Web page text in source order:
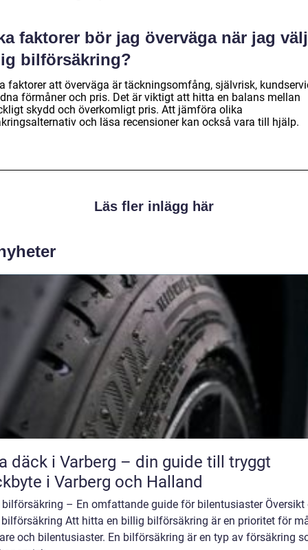
faktorer bör jag överväga när jag
bilförsäkring?
faktorer att överväga är täckningsomfång, självrisk,
förmåner och pris. Det är viktigt att hitta en balans mellan
skydd och överkomligt pris. Att jämföra olika
och läsa recensioner kan också vara till hjälp.
Läs fler inlägg här
däck i Varberg – din guide till tryggt
i Varberg och Halland
– En omfattande guide för bilentusiaster Översikt
Att hitta en billig bilförsäkring är en prioritet för
och bilentusiaster. En bilförsäkring är en typ av försäkring